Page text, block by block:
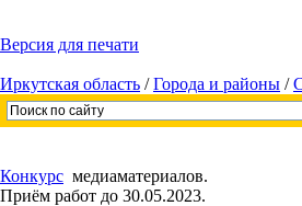
Версия для печати
Иркутская область /Города и районы /
Конкурс медиаматериалов.
Приём работ до 30.05.2023.